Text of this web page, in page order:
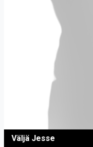
Väljä Jesse